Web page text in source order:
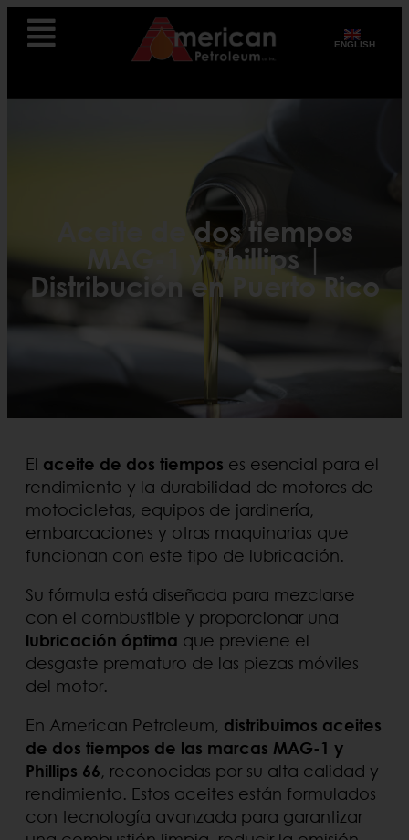
ENGLISH
Aceite de dos tiempos
MAG-1 y Phillips |
Distribución en Puerto Rico
El aceite de dos tiempos es esencial para el
rendimiento y la durabilidad de motores de
motocicletas, equipos de jardinería,
embarcaciones y otras maquinarias que
funcionan con este tipo de lubricación.
Su fórmula está diseñada para mezclarse
con el combustible y proporcionar una
lubricación óptima que previene el
desgaste prematuro de las piezas móviles
del motor.
En American Petroleum, distribuimos aceites
de dos tiempos de las marcas MAG-1 y
Phillips 66, reconocidas por su alta calidad y
rendimiento. Estos aceites están formulados
con tecnología avanzada para garantizar